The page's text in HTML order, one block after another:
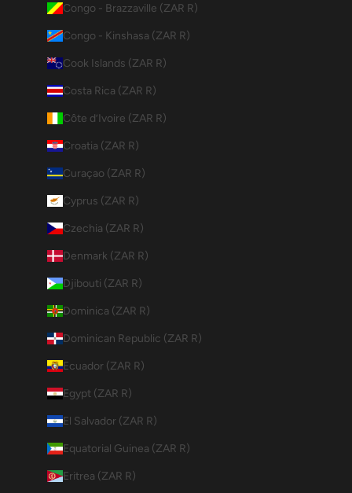
Congo - Brazzaville (ZAR R)
Congo - Kinshasa (ZAR R)
Cook Islands (ZAR R)
Costa Rica (ZAR R)
Côte d’Ivoire (ZAR R)
Croatia (ZAR R)
Curaçao (ZAR R)
Cyprus (ZAR R)
Czechia (ZAR R)
Denmark (ZAR R)
Djibouti (ZAR R)
Dominica (ZAR R)
Dominican Republic (ZAR R)
Ecuador (ZAR R)
Egypt (ZAR R)
El Salvador (ZAR R)
Equatorial Guinea (ZAR R)
Eritrea (ZAR R)